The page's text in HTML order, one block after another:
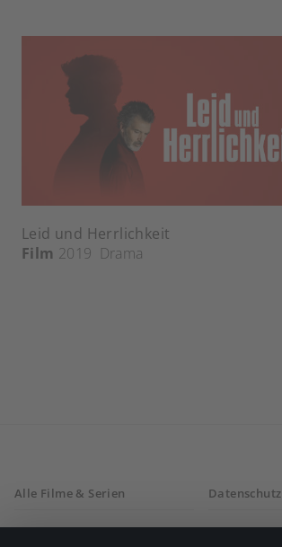
Leid und Herrlichkeit
Film 2019 Drama
Alle Filme & Serien Datenschutz